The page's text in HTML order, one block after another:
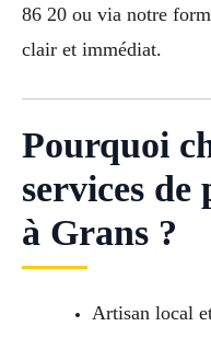
86 20 ou via notre
clair et immédiat.
Pourquoi
services de
à Grans ?
Artisan local